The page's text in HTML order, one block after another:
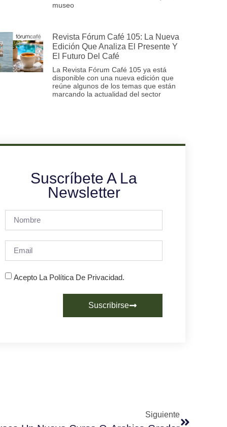
museo
Revista Fórum Café 105: La Nueva
Edición Que Analiza El Presente Y
El Futuro Del Café
La Revista Fórum Café 105 ya está
disponible con una nueva edición que
reúne algunos de los temas que están
marcando la actualidad del sector
Suscríbete A La
Newsletter
Acepto La Política De Privacidad.
Suscribirse
Siguiente